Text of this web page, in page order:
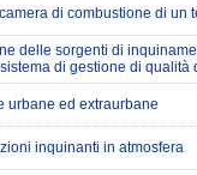
di combustione di un
delle sorgenti di
di gestione di qualità
urbane ed extraurbane
inquinanti in atmosfera